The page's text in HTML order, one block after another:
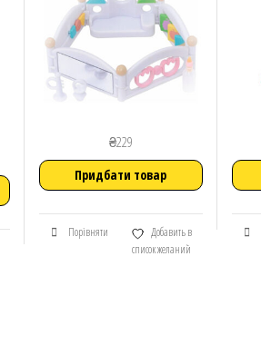
₴229
Придбати товар
Порівняти
Добавить в
список желаний